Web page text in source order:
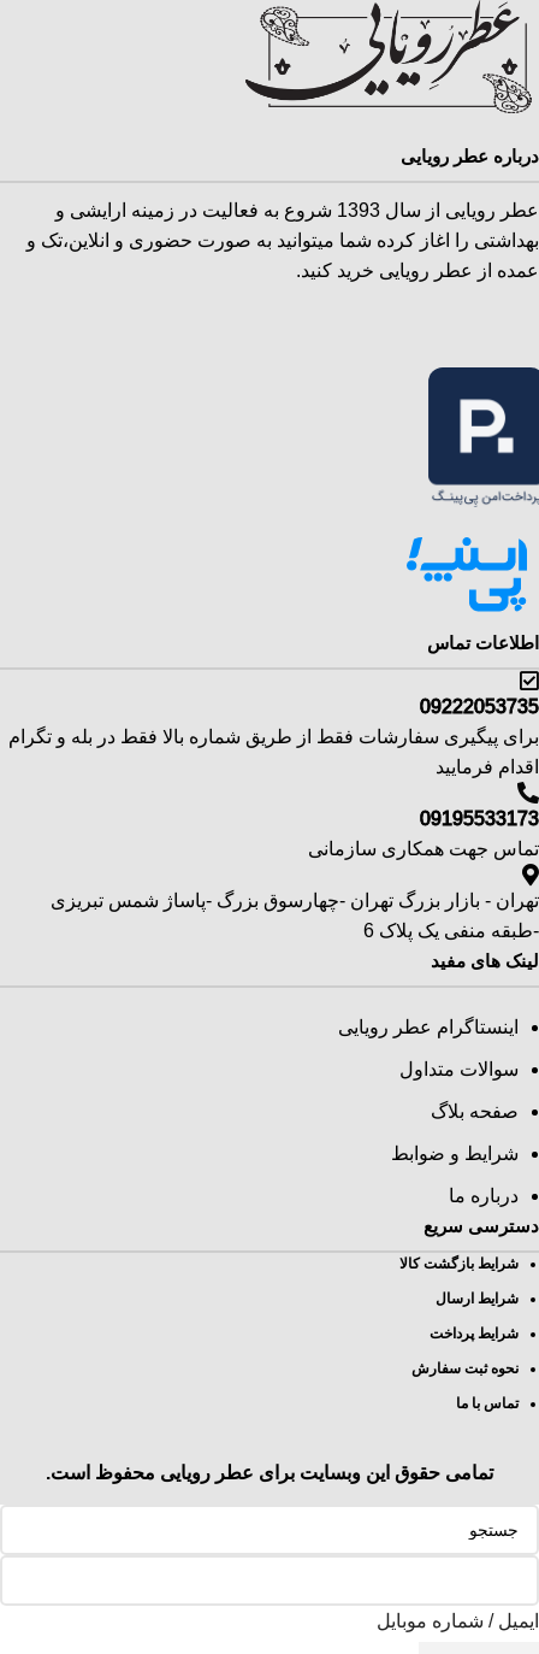
درباره عطر رویایی
عطر رویایی از سال 1393 شروع به فعالیت در زمینه ارایشی و
بهداشتی را اغاز کرده شما میتوانید به صورت حضوری و انلاین،تک و
عمده از عطر رویایی خرید کنید.
اطلاعات تماس
09222053735
برای پیگیری سفارشات فقط از طریق شماره بالا فقط در بله و تگرام
اقدام فرمایید
09195533173
تماس جهت همکاری سازمانی
تهران - بازار بزرگ تهران -چهارسوق بزرگ -پاساژ شمس تبریزی
-طبقه منفی یک پلاک 6
لینک های مفید
اینستاگرام عطر رویایی
سوالات متداول
صفحه بلاگ
شرایط و ضوابط
درباره ما
دسترسی سریع
شرایط بازگشت کالا
شرایط ارسال
شرایط پرداخت
نحوه ثبت سفارش
تماس با ما
تمامی حقوق این وبسایت برای عطر رویایی محفوظ است.
ایمیل / شماره موبایل